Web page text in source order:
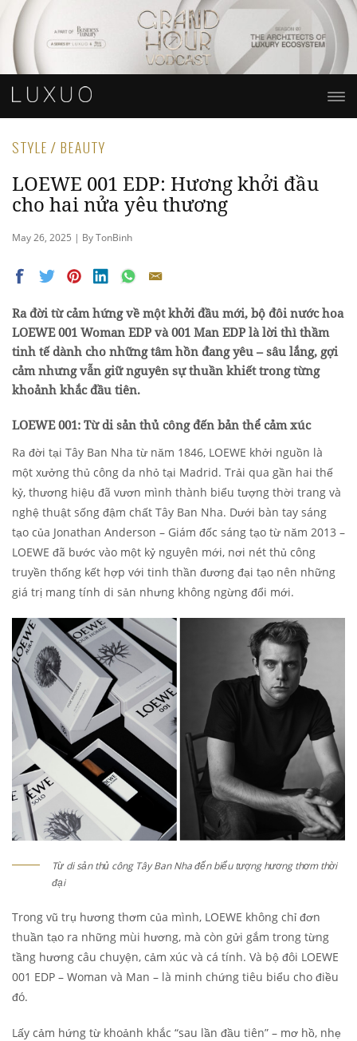
STYLE / BEAUTY
LOEWE 001 EDP: Hương khởi đầu
cho hai nửa yêu thương
May 26, 2025 | By TonBinh
Ra đời từ cảm hứng về một khởi đầu mới, bộ đôi nước hoa
LOEWE 001 Woman EDP và 001 Man EDP là lời thì thầm
tinh tế dành cho những tâm hồn đang yêu – sâu lắng, gợi
cảm nhưng vẫn giữ nguyên sự thuần khiết trong từng
khoảnh khắc đầu tiên.
LOEWE 001: Từ di sản thủ công đến bản thể cảm xúc
Ra đời tại Tây Ban Nha từ năm 1846, LOEWE khởi nguồn là
một xưởng thủ công da nhỏ tại Madrid. Trải qua gần hai thế
kỷ, thương hiệu đã vươn mình thành biểu tượng thời trang và
nghệ thuật sống đậm chất Tây Ban Nha. Dưới bàn tay sáng
tạo của Jonathan Anderson – Giám đốc sáng tạo từ năm 2013 –
LOEWE đã bước vào một kỷ nguyên mới, nơi nét thủ công
truyền thống kết hợp với tinh thần đương đại tạo nên những
giá trị mang tính di sản nhưng không ngừng đổi mới.
Từ di sản thủ công Tây Ban Nha đến biểu tượng hương thơm thời
đại
Trong vũ trụ hương thơm của mình, LOEWE không chỉ đơn
thuần tạo ra những mùi hương, mà còn gửi gắm trong từng
tầng hương câu chuyện, cảm xúc và cá tính. Và bộ đôi LOEWE
001 EDP – Woman và Man – là minh chứng tiêu biểu cho điều
đó.
Lấy cảm hứng từ khoảnh khắc “sau lần đầu tiên” – mơ hồ, nhẹ